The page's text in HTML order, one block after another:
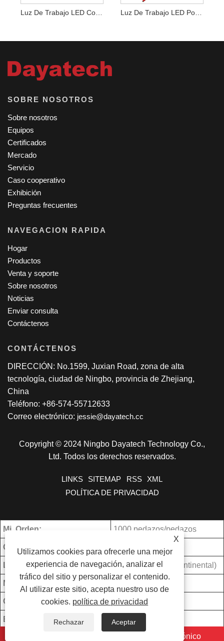
Luz De Trabajo LED Con Trípode De Doble Cabezal
X
Utilizamos cookies para ofrecerle una mejor
experiencia de navegación, analizar el
tráfico del sitio y personalizar el contenido.
Al utilizar este sitio, acepta nuestro uso de
cookies. política de privacidad
Rechazar Aceptar
SOBRE NOSOTROS
Sobre nosotros
Equipos
Certificados
Mercado
Servicio
Caso cooperativo
Exhibición
Preguntas frecuentes
NAVEGACION RAPIDA
Hogar
Productos
Venta y soporte
Sobre nosotros
Noticias
Enviar consulta
Contáctenos
CONTÁCTENOS
DIRECCIÓN: No.1599, Juxian Road, zona de alta
tecnología, ciudad de Ningbo, provincia de Zhejiang,
China
Teléfono: +86-574-55712633
Correo electrónico: jessie@dayatech.cc
Copyright © 2024 Ningbo Dayatech Technology Co.,
Ltd. Todos los derechos reservados.
LINKS SITEMAP RSS
XML
POLÍTICA DE PRIVACIDAD
Correo electrónico
Mi. Orden: 1000 pedazos/pedazos
Condiciones de pago:
Lugar de origen: Zhejiang, China (continental)
Medios de Transporte:
Capacidad de producción: 5000PCS/MON
Embalaje: 8 piezas/caja